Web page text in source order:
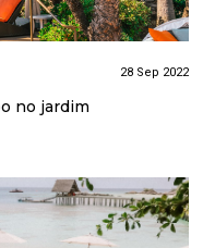
28 Sep 2022
no jardim